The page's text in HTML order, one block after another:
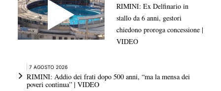
RIMINI: Ex Delfinario in
stallo da 6 anni, gestori
chiedono proroga concessione |
VIDEO
7 AGOSTO 2026
RIMINI: Addio dei frati dopo 500 anni, “ma la mensa dei
poveri continua” | VIDEO